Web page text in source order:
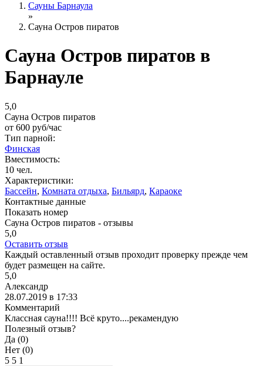
Сауны Барнаула
»
Сауна Остров пиратов
Сауна Остров пиратов в
Барнауле
5,0
Сауна Остров пиратов
от 600 руб/час
Тип парной:
Финская
Вместимость:
10 чел.
Характеристики:
Бассейн, Комната отдыха, Бильярд, Караоке
Контактные данные
Показать номер
Сауна Остров пиратов - отзывы
5,0
Оставить отзыв
Каждый оставленный отзыв проходит проверку прежде чем
будет размещен на сайте.
5,0
Александр
28.07.2019 в 17:33
Комментарий
Классная сауна!!!! Всё круто....рекамендую
Полезный отзыв?
Да (0)
Нет (0)
5 5 1